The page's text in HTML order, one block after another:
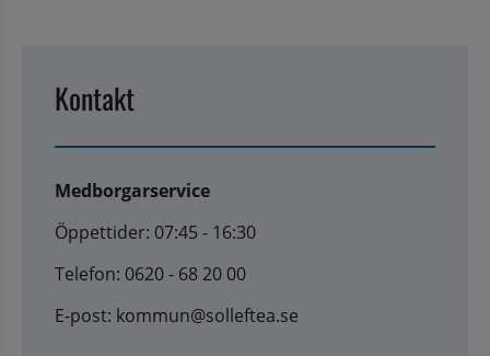
Kontakt
Medborgarservice
Öppettider: 07:45 - 16:30
Telefon: 0620 - 68 20 00
E-post: kommun@solleftea.se